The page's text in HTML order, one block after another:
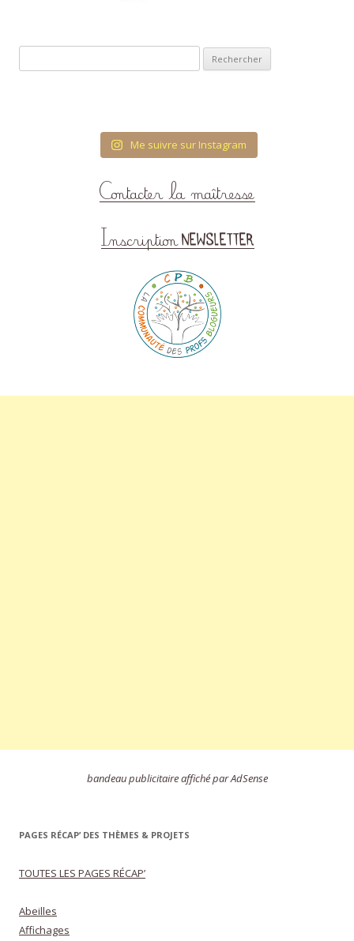
Me suivre sur Instagram
bandeau publicitaire affiché par AdSense
PAGES RÉCAP’ DES THÈMES & PROJETS
TOUTES LES PAGES RÉCAP’
Abeilles
Affichages